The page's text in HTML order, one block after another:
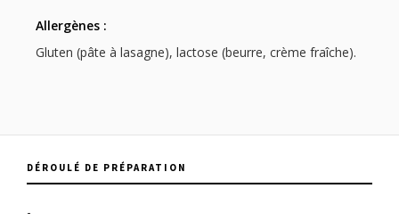
Allergènes :
Gluten (pâte à lasagne), lactose (beurre, crème fraîche).
DÉROULÉ DE PRÉPARATION
-